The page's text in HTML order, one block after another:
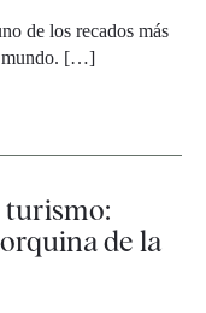
de los recados más
mundo. […]
de la